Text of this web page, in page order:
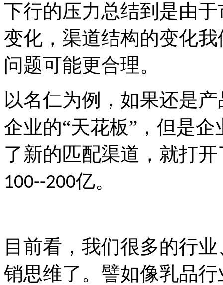
下行的压力总结到是由
变化，渠道结构的变化
问题可能更合理。
以名仁为例，如果还是
企业的“天花板”，但是
了新的匹配渠道，就打
100--200亿。
目前看，我们很多的行
销思维了。譬如像乳品